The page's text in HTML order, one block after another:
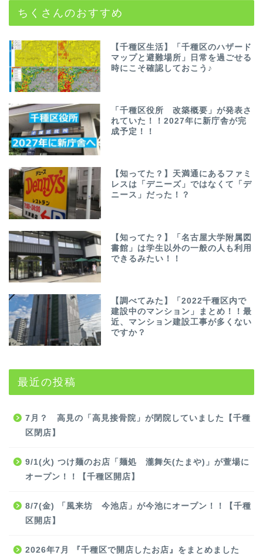
ちくさんのおすすめ
【千種区生活】「千種区のハザード
マップと避難場所」日常を過ごせる
時にこそ確認しておこう♪
「千種区役所 改築概要」が発表さ
れていた！！2027年に新庁舎が完
成予定！！
【知ってた？】天満通にあるファミ
レスは「デニーズ」ではなくて「デ
ニース」だった！？
【知ってた？】「名古屋大学附属図
書館」は学生以外の一般の人も利用
できるみたい！！
【調べてみた】「2022千種区内で
建設中のマンション」まとめ！！最
近、マンション建設工事が多くない
ですか？
最近の投稿
7月？ 高見の「高見接骨院」が閉院していました【千種
区閉店】
9/1(火) つけ麺のお店「麺処 瀧舞矢(たまや)」が萱場に
オープン！！【千種区開店】
8/7(金) 「風来坊 今池店」が今池にオープン！！【千種
区開店】
2026年7月 『千種区で開店したお店』をまとめました